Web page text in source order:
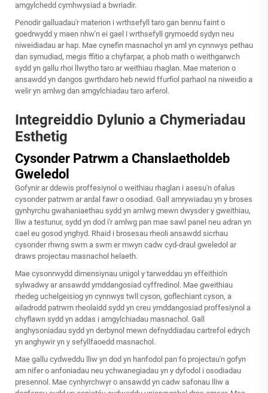
amgylchedd cymhwysiad a bwriadir.
Penodir galluadau'r materion i wrthsefyll taro gan bennu faint o
goedrwydd y maen nhw'n ei gael i wrthsefyll grymoedd sydyn neu
niweidiadau ar hap. Mae cynefin masnachol yn aml yn cynnwys pethau
dan symudiad, megis ffitio a chyfarpar, a phob math o weithgarwch
sydd yn gallu rhoi llwytho taro ar weithiau rhaglan. Mae materion o
ansawdd yn dangos gwrthdaro heb newid ffurfiol parhaol na niweidio a
welir yn amlwg dan amgylchiadau taro arferol.
Integreiddio Dylunio a Chymeriadau
Esthetig
Cysonder Patrwm a Chanslaetholdeb
Gweledol
Gofynir ar ddewis proffesiynol o weithiau rhaglan i asesu'n ofalus
cysonder patrwm ar ardal fawr o osodiad. Gall amrywiadau yn y broses
gynhyrchu gwahaniaethau sydd yn amlwg mewn dwysder y gweithiau,
lliw a testunur, sydd yn dod i'r amlwg pan mae sawl panel neu adran yn
cael eu gosod ynghyd. Rhaid i brosesau rheoli ansawdd sicrhau
cysonder rhwng swm a swm er mwyn cadw cyd-draul gweledol ar
draws projectau masnachol helaeth.
Mae cysonrwydd dimensiynau unigol y tarweddau yn effeithio'n
sylwadwy ar ansawdd ymddangosiad cyffredinol. Mae gweithiau
rhedeg uchelgeisiog yn cynnwys twll cyson, goflechiant cyson, a
ailadrodd patrwm rheolaidd sydd yn creu ymddangosiad proffesiynol a
chyflawn sydd yn addas i amgylchiadau masnachol. Gall
anghysoniadau sydd yn derbynol mewn defnyddiadau cartrefol edrych
yn anghywir yn y sefyllfaoedd masnachol.
Mae gallu cydweddu lliw yn dod yn hanfodol pan fo projectau'n gofyn
am nifer o anfoniadau neu ychwanegiadau yn y dyfodol i osodiadau
presennol. Mae cynhyrchwyr o ansawdd yn cadw safonau lliw a